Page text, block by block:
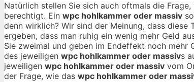
Natürlich stellen Sie sich auch oftmals die
berechtigt. Ein wpc hohlkammer oder massiv
denn wirklich? Wir sind der Meinung, dass
ergeben, dass man ruhig ein wenig mehr Geld
Sie zweimal und geben im Endeffekt noch mehr
des jeweiligen wpc hohlkammer oder massivs
jeweiligen wpc hohlkammer oder massiv vom
der Frage, wie das wpc hohlkammer oder